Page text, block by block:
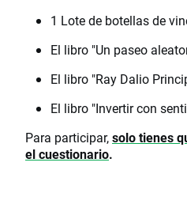
1 Lote de botellas de
El libro "Un paseo
El libro "Ray Dalio
El libro "Invertir con
Para participar,solo tienes
el cuestionario.